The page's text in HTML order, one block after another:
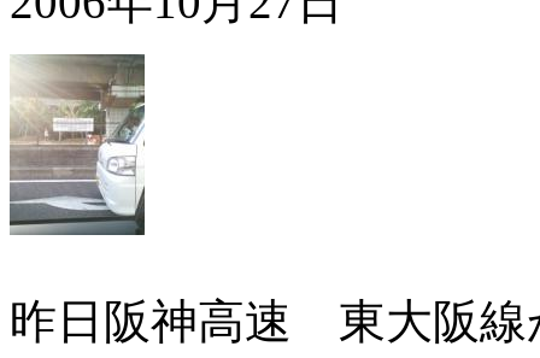
昨日阪神高速 東大阪線